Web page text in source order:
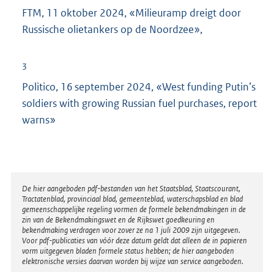
FTM, 11 oktober 2024, «Milieuramp dreigt door
Russische olietankers op de Noordzee»,
3
Politico, 16 september 2024, «West funding Putin’s
soldiers with growing Russian fuel purchases, report
warns»
Disclaimer
De hier aangeboden pdf-bestanden van het Staatsblad, Staatscourant,
Tractatenblad, provinciaal blad, gemeenteblad, waterschapsblad en blad
gemeenschappelijke regeling vormen de formele bekendmakingen in de
zin van de Bekendmakingswet en de Rijkswet goedkeuring en
bekendmaking verdragen voor zover ze na 1 juli 2009 zijn uitgegeven.
Voor pdf-publicaties van vóór deze datum geldt dat alleen de in papieren
vorm uitgegeven bladen formele status hebben; de hier aangeboden
elektronische versies daarvan worden bij wijze van service aangeboden.